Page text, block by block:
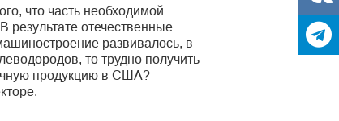
что часть необходимой
результате отечественные
развивалось, в
то трудно получить
продукцию в США?